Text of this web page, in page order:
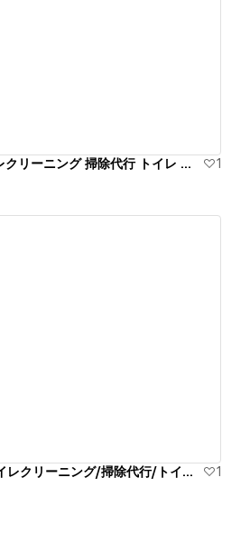
北九州市戸畑区 トイレクリーニング 掃除代行 トイレ 臭い
1
北九州市八幡西区/トイレクリーニング/掃除代行/トイレ/臭い
1